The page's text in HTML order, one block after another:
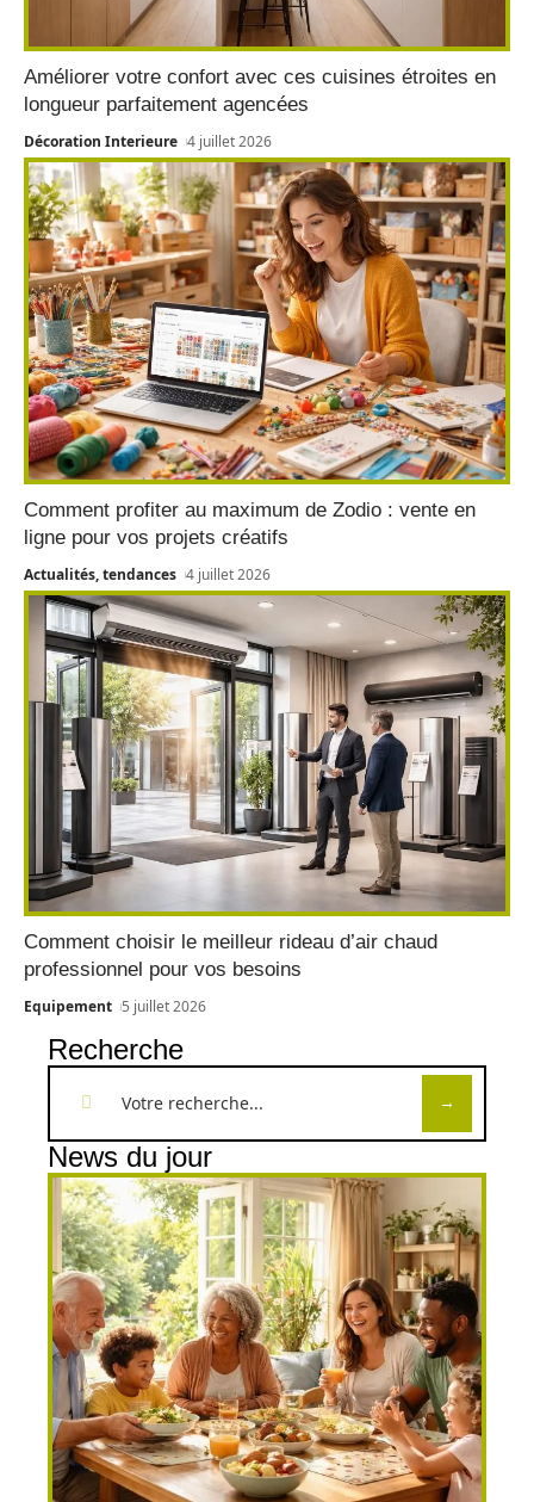
Améliorer votre confort avec ces cuisines étroites en
longueur parfaitement agencées
Décoration Interieure 4 juillet 2026
Comment profiter au maximum de Zodio : vente en
ligne pour vos projets créatifs
Actualités, tendances 4 juillet 2026
Comment choisir le meilleur rideau d’air chaud
professionnel pour vos besoins
Equipement 5 juillet 2026
Recherche
News du jour